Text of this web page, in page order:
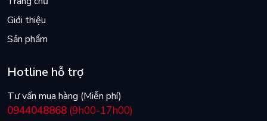
Giới thiệu
Sản phẩm
Hotline hỗ trợ
Tư vấn mua hàng (Miễn phí)
0944048868 (9h00-17h00)